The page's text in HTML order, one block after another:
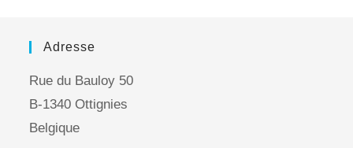
Adresse
Rue du Bauloy 50
B-1340 Ottignies
Belgique